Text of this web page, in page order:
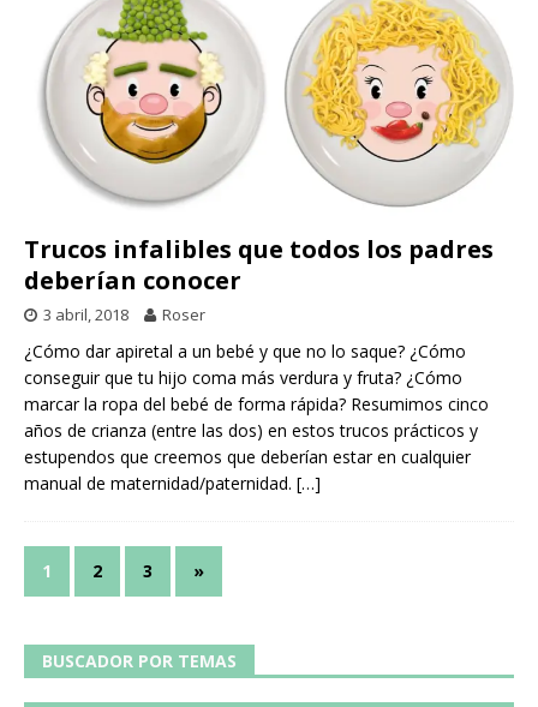
Trucos infalibles que todos los padres
deberían conocer
3 abril, 2018 Roser
¿Cómo dar apiretal a un bebé y que no lo saque? ¿Cómo
conseguir que tu hijo coma más verdura y fruta? ¿Cómo
marcar la ropa del bebé de forma rápida? Resumimos cinco
años de crianza (entre las dos) en estos trucos prácticos y
estupendos que creemos que deberían estar en cualquier
manual de maternidad/paternidad. […]
1 2 3 »
BUSCADOR POR TEMAS